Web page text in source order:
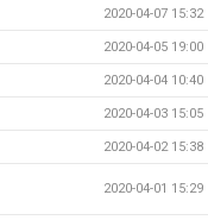
2020-04-07 15:32
2020-04-05 19:00
2020-04-04 10:40
2020-04-03 15:05
2020-04-02 15:38
2020-04-01 15:29